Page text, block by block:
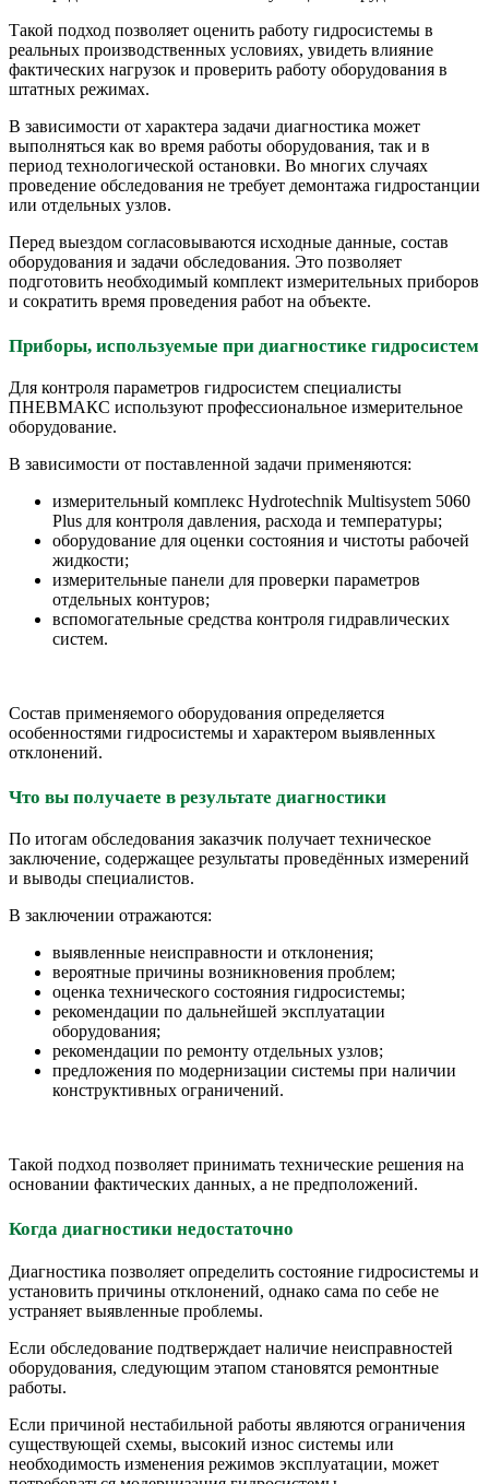
Такой подход позволяет оценить работу гидросистемы в
реальных производственных условиях, увидеть влияние
фактических нагрузок и проверить работу оборудования в
штатных режимах.
В зависимости от характера задачи диагностика может
выполняться как во время работы оборудования, так и в
период технологической остановки. Во многих случаях
проведение обследования не требует демонтажа гидростанции
или отдельных узлов.
Перед выездом согласовываются исходные данные, состав
оборудования и задачи обследования. Это позволяет
подготовить необходимый комплект измерительных приборов
и сократить время проведения работ на объекте.
Приборы, используемые при диагностике гидросистем
Для контроля параметров гидросистем специалисты
ПНЕВМАКС используют профессиональное измерительное
оборудование.
В зависимости от поставленной задачи применяются:
измерительный комплекс Hydrotechnik Multisystem 5060
Plus для контроля давления, расхода и температуры;
оборудование для оценки состояния и чистоты рабочей
жидкости;
измерительные панели для проверки параметров
отдельных контуров;
вспомогательные средства контроля гидравлических
систем.
Состав применяемого оборудования определяется
особенностями гидросистемы и характером выявленных
отклонений.
Что вы получаете в результате диагностики
По итогам обследования заказчик получает техническое
заключение, содержащее результаты проведённых измерений
и выводы специалистов.
В заключении отражаются:
выявленные неисправности и отклонения;
вероятные причины возникновения проблем;
оценка технического состояния гидросистемы;
рекомендации по дальнейшей эксплуатации
оборудования;
рекомендации по ремонту отдельных узлов;
предложения по модернизации системы при наличии
конструктивных ограничений.
Такой подход позволяет принимать технические решения на
основании фактических данных, а не предположений.
Когда диагностики недостаточно
Диагностика позволяет определить состояние гидросистемы и
установить причины отклонений, однако сама по себе не
устраняет выявленные проблемы.
Если обследование подтверждает наличие неисправностей
оборудования, следующим этапом становятся ремонтные
работы.
Если причиной нестабильной работы являются ограничения
существующей схемы, высокий износ системы или
необходимость изменения режимов эксплуатации, может